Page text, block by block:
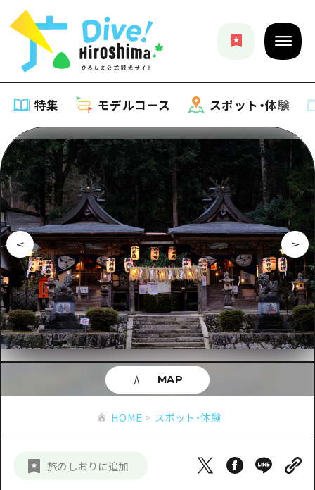
特集 モデルコース スポット・体験
特集
特集一覧
おすすめ
アート
イベント・祭り
グルメ・酒
サイクリング
ショッピング
スポーツ
ナイトライフ
モデルコース
モデルコース一覧
Dive! Hiroshima 公式ガイド
広島もしもトラベル
あたらしい非日常
広島市周辺
安芸
備北
芸北
スポット・体験
スポット・体験一覧
広島市周辺
安芸
備後
備北
芸北
山口県東部
イベント
旬情報
お役立ち情報
お役立ち情報一覧
アクセス
新着情報
HOME スポット・体験
旅のしおりに追加
MAP